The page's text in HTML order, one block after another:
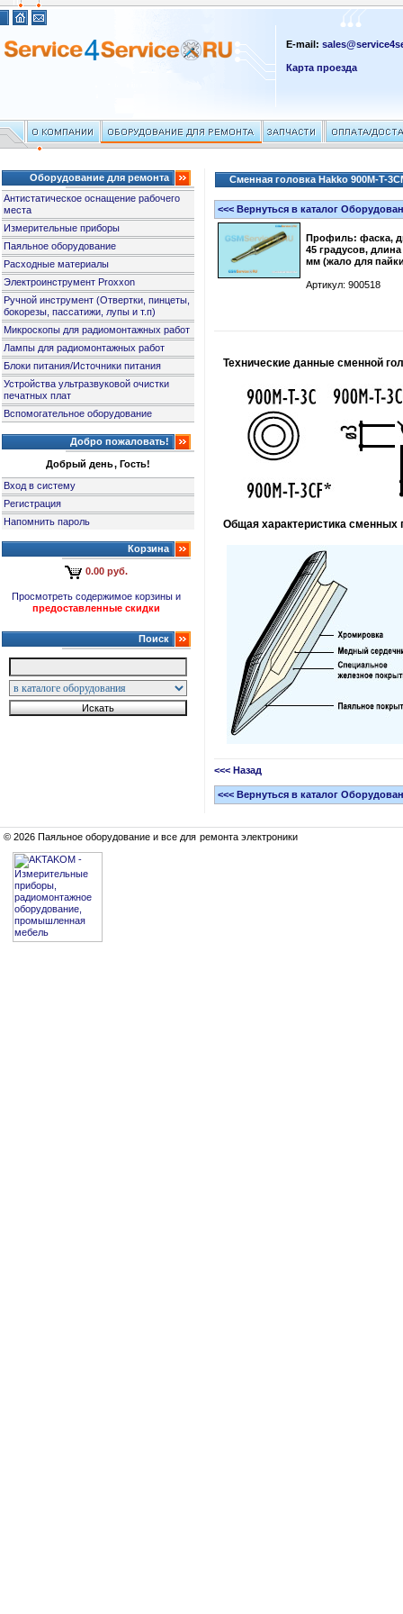
E-mail:
Карта проезда
Оборудование для ремонта
Антистатическое оснащение рабочего
места
Измерительные приборы
Паяльное оборудование
Расходные материалы
Электроинструмент Proxxon
Ручной инструмент (Отвертки, пинцеты,
бокорезы, пассатижи, лупы и т.п)
Микроскопы для радиомонтажных работ
Лампы для радиомонтажных работ
Блоки питания/Источники питания
Устройства ультразвуковой очистки
печатных плат
Вспомогательное оборудование
Добро пожаловать!
Добрый день, Гость!
Вход в систему
Регистрация
Напомнить пароль
Корзина
0.00 руб.
Просмотреть содержимое корзины и
предоставленные скидки
Поиск
Сменная головка Hakko 900M-T-
<<< Вернуться в каталог
Профиль: фаска,
45 градусов,
мм (жало для
Артикул: 900518
Технические данные сменной
Общая характеристика сменных
<<< Назад
<<< Вернуться в каталог
© 2026 Паяльное оборудование и все для ремонта электроники